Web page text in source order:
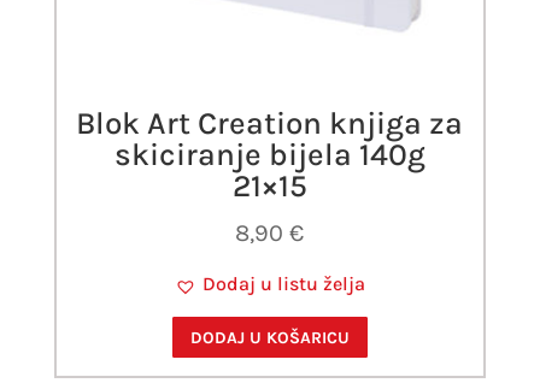
Blok Art Creation knjiga za
skiciranje bijela 140g
21×15
8,90€
Dodaj u listu želja
DODAJ U KOŠARICU